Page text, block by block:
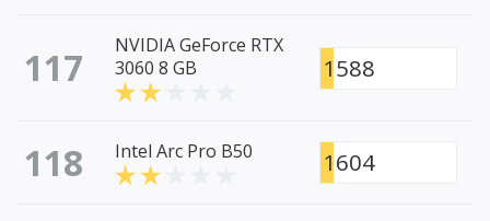
117
NVIDIA GeForce RTX
3060 8 GB
1588
118 Intel Arc Pro B50 1604